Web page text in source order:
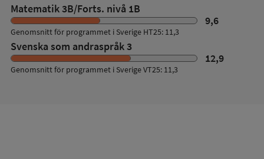
Matematik 3B/Forts. nivå 1B
9,6
Genomsnitt för programmet i Sverige HT25: 11,3
Svenska som andraspråk 3
12,9
Genomsnitt för programmet i Sverige VT25: 11,3